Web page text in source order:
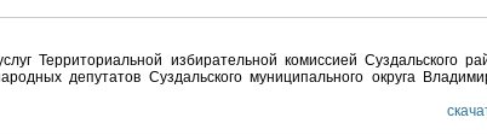
Территориальной избирательной комиссией Суздальского
депутатов Суздальского муниципального округа